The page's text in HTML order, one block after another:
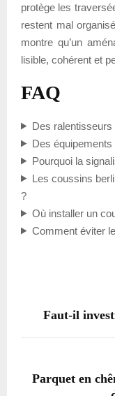
protège les
restent mal
montre qu’un
lisible, cohérent et
FAQ
Des
Des
Pourquoi la
Les coussins
?
Où installer un
Comment éviter
Faut-il
Parquet en